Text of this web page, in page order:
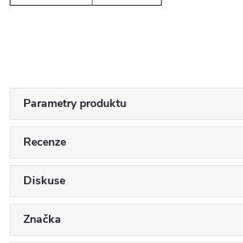
Parametry produktu
Recenze
Diskuse
Značka